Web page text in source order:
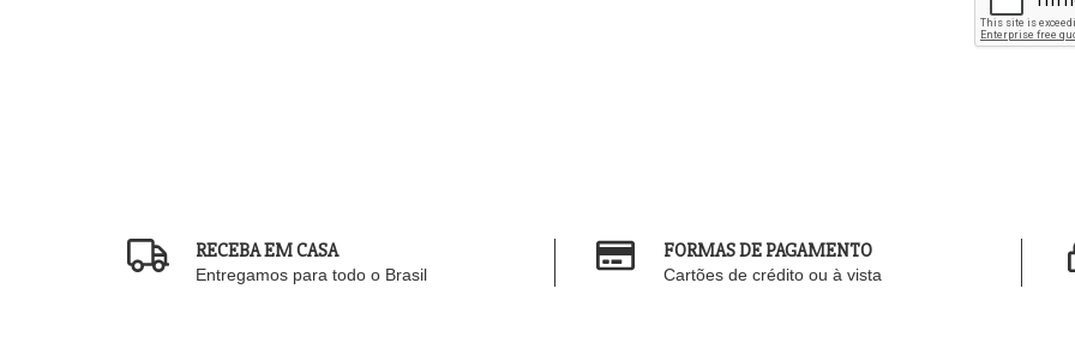
RECEBA EM CASA
Entregamos para todo o Brasil
FORMAS DE PAGAMENTO
Cartões de crédito ou à vista